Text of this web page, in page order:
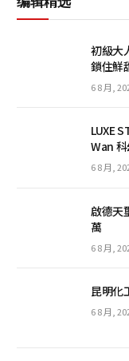
初級大
鎖住鮮
6 8 月,
LUXE
Wan
6 8 月,
啟德天
萬
6 8 月,
昆明化
6 8 月,